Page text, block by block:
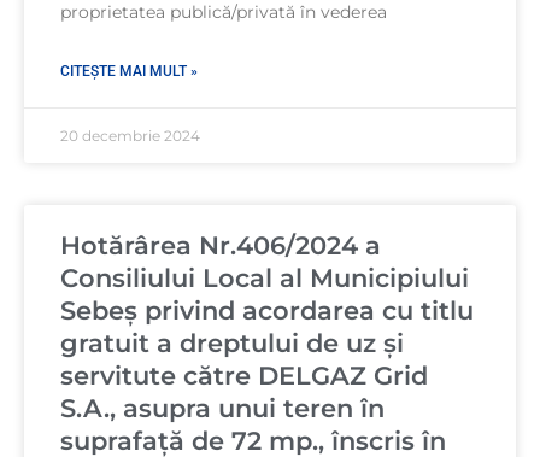
proprietatea publică/privată în vederea
CITEȘTE MAI MULT »
20 decembrie 2024
Hotărârea Nr.406/2024 a
Consiliului Local al Municipiului
Sebeș privind acordarea cu titlu
gratuit a dreptului de uz și
servitute către DELGAZ Grid
S.A., asupra unui teren în
suprafață de 72 mp., înscris în